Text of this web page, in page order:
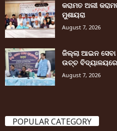
କରାମତ ଅଲୀ
ମୁଶାୟରା
August 7, 2026
ଜିଲ୍ଲା ଆଇନ
ଉଚ୍ଚ ବିଦ୍ୟାଳୟରେ
August 7, 2026
POPULAR CATEGORY